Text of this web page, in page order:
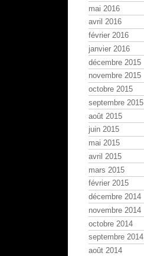
mai 2016
avril 2016
février 2016
janvier 2016
décembre 2015
novembre 2015
octobre 2015
septembre 2015
août 2015
juin 2015
mai 2015
avril 2015
mars 2015
février 2015
décembre 2014
novembre 2014
octobre 2014
septembre 2014
août 2014